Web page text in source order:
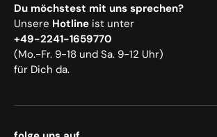
Du möchstest mit uns sprechen?
Unsere Hotline ist unter
+49-2241-1659770
(Mo.-Fr. 9-18 und Sa. 9-12 Uhr)
für Dich da.